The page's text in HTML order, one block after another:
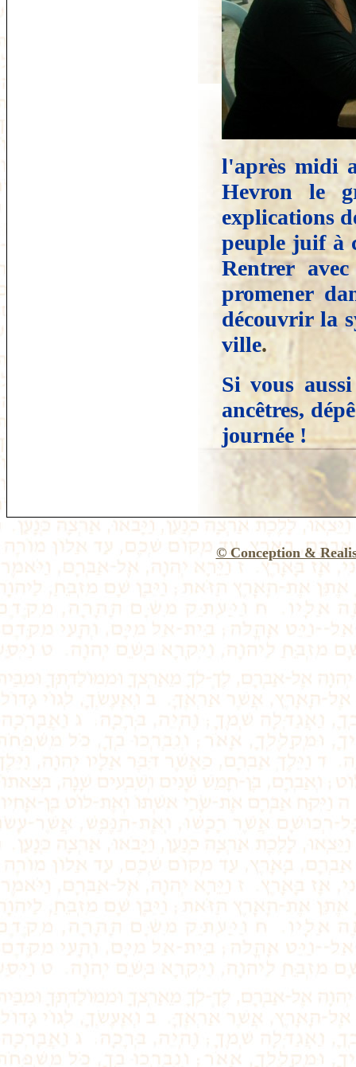
l'après midi
Hevron le
explications
peuple juif à
Rentrer
promener
découvrir la
ville.
Si vous
ancêtres,
journée !
© Conception &